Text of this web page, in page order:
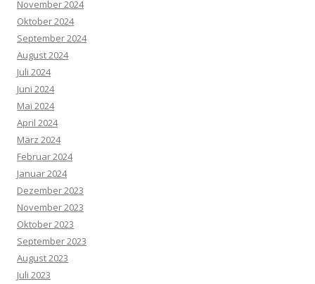
November 2024
Oktober 2024
September 2024
August 2024
Juli 2024
Juni 2024
Mai 2024
April 2024
März 2024
Februar 2024
Januar 2024
Dezember 2023
November 2023
Oktober 2023
September 2023
August 2023
Juli 2023